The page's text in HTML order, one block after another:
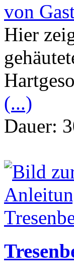
von
Hier
(...)
Dauer: